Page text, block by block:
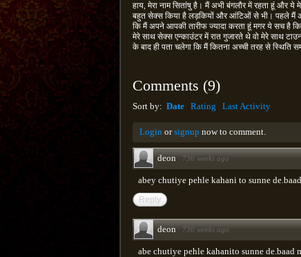
हाय, मेरा नाम सितांषु है। मैं अभी बंगलौर में रहता हूं
बहुत सेक्स किया है लड़कियों और आंटिओं से भी। पहले मैं
कि मैं अपने आपकी तारीफ ज्यादा करता हूं मगर ये सच है
मेरे साथ सेक्स एन्काउंटर में रात गुजारते थे वो मेरे साथ
के बाद ही पता चलेगा कि मैं कितना अच्ची तरह से स्थिति
Comments (9)
Sort by: Date Rating Last Activity
Login orsignup now to comment.
deon · 736 weeks ago
abey chutiye pehle kahani to sunne
Reply
deon · 736 weeks ago
abe chutiye pehle kahanito sunne de.baad